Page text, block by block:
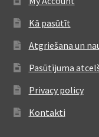
Kā pasūtīt
Atgriešana un
Pasūtījuma
Privacy policy
Kontakti